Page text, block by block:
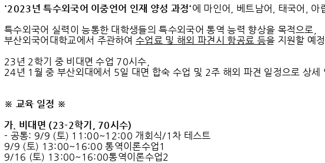
'2023년 특수외국어 이중언어 인재 양성 과정'에 마인어, 베트남어, 태국어, 아
특수외국어 실력이 능통한 대학생들의 특수외국어 통역 능력 향상을 목적으로,
부산외국어대학교에서 주관하여수업료 및 해외 파견시 항공료 등을 지원할 예
23년 2학기 중 비대면 수업 70시수,
24년 1월 중 부산외대에서 5일 대면 합숙 수업 및 2주 해외 파견 일정으로 상세
※ 교육 일정 ※
가 비대면 (23-2학기 , 70시수)
- 공통: 9/9 (토) 11:00~12:00 개회식/1차 테스트
9/9 (토) 13:00~16:00 통역이론수업1
9/16 (토) 13:00~16:00통역이론수업2